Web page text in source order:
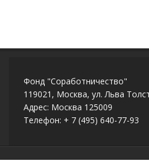
Фонд "Соработничество"
119021, Москва, ул. Льва
Адрес: Москва 125009
Телефон: + 7 (495) 640-77-93